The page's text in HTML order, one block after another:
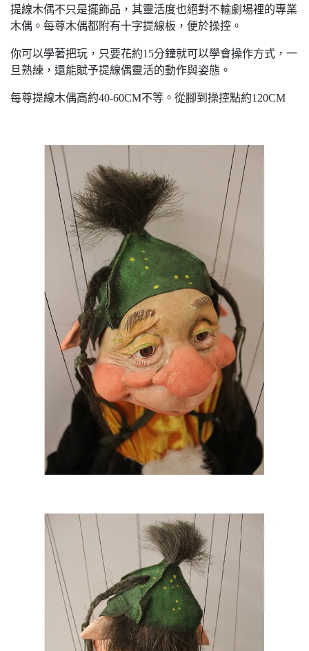
提線木偶不只是擺飾品，其靈活度也絕對不輸劇場裡的專業
木偶。每尊木偶都附有十字提線板，便於操控。
你可以學著把玩，只要花約15分鐘就可以學會操作方式，一
旦熟練，還能賦予提線偶靈活的動作與姿態。
每尊提線木偶高約40-60CM不等。從腳到操控點約120CM